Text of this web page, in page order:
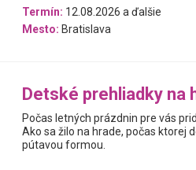
Termín: 12.08.2026 a ďalšie
Mesto: Bratislava
Detské prehliadky na
Počas letných prázdnin pre vás
Ako sa žilo na hrade, počas ktorej
pútavou formou.